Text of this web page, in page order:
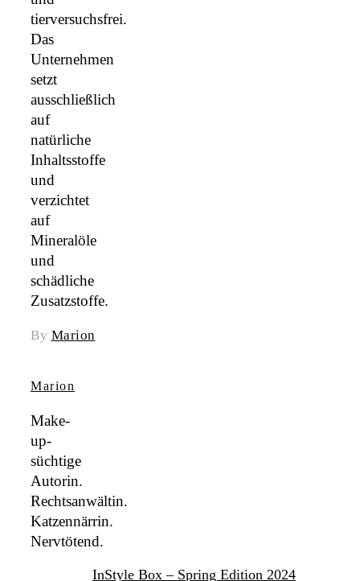
tierversuchsfrei.
Das
Unternehmen
setzt
ausschließlich
auf
natürliche
Inhaltsstoffe
und
verzichtet
auf
Mineralöle
und
schädliche
Zusatzstoffe.
By Marion
Marion
Make-
up-
süchtige
Autorin.
Rechtsanwältin.
Katzennärrin.
Nervtötend.
InStyle Box – Spring Edition 2024